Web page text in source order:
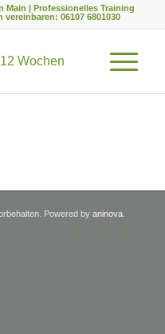
Main | Professionelles Training
06107 6801030
Powered by aninova.